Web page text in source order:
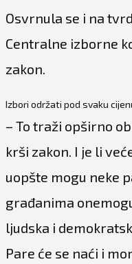
Osvrnula se i na
Centralne izborne
zakon.
Izbori održati pod svaku
– To traži opširno
krši zakon. I je li
uopšte mogu neke
građanima
ljudska i
Pare će se naći i